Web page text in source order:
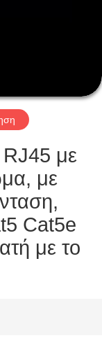
με
με
Cat5e
με το